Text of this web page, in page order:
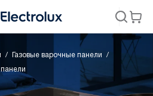
Газовые варочные панели